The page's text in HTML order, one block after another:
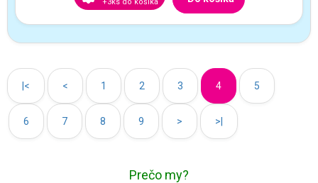
|< < 1 2 3 4 5
6 7 8 9 > >|
Prečo my?